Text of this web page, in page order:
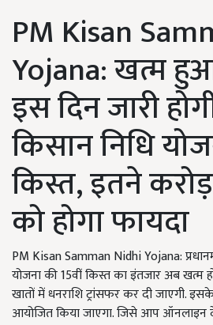
PM Kisan
Yojana: खत्म
इस दिन जारी
किसान निधि
किस्त, इतने
को होगा फायदा
PM Kisan Samman Nidhi Yojana:
योजना की 15वीं किस्त का इंतजार अब खत्म
खातों में धनराशि ट्रांसफर कर दी जाएगी.
आयोजित किया जाएगा. जिसे आप ऑनलाइन